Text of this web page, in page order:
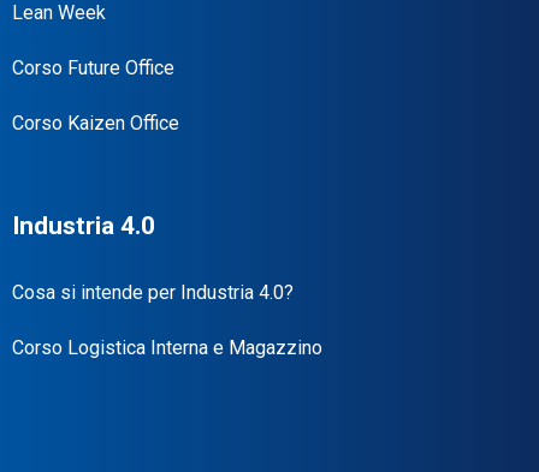
Lean Week
Corso Future Office
Corso Kaizen Office
Industria 4.0
Cosa si intende per Industria 4.0?
Corso Logistica Interna e Magazzino